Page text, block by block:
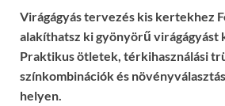
Virágágyás tervezés kis kertekhez
alakíthatsz ki gyönyörű virágágyást
Praktikus ötletek, térkihasználási
színkombinációk és
helyen.